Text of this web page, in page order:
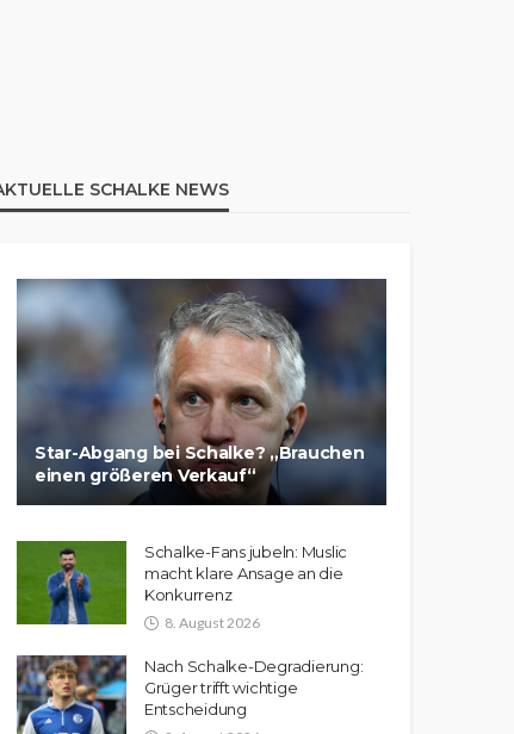
SCHALKE NEWS
Star-Abgang bei Schalke? „Brauchen
einen größeren Verkauf“
Schalke-Fans jubeln: Muslic
macht klare Ansage an die
Konkurrenz
8. August 2026
Nach Schalke-Degradierung:
Grüger trifft wichtige
Entscheidung